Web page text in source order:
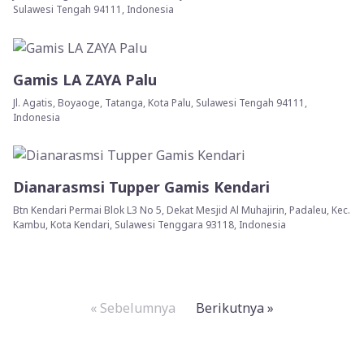
Sulawesi Tengah 94111, Indonesia
Gamis LA ZAYA Palu
Jl. Agatis, Boyaoge, Tatanga, Kota Palu, Sulawesi Tengah 94111,
Indonesia
Dianarasmsi Tupper Gamis Kendari
Btn Kendari Permai Blok L3 No 5, Dekat Mesjid Al Muhajirin, Padaleu, Kec.
Kambu, Kota Kendari, Sulawesi Tenggara 93118, Indonesia
« Sebelumnya Berikutnya »